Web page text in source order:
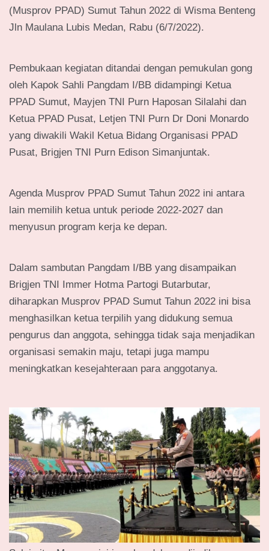
(Musprov PPAD) Sumut Tahun 2022 di Wisma Benteng
Jln Maulana Lubis Medan, Rabu (6/7/2022).
Pembukaan kegiatan ditandai dengan pemukulan gong
oleh Kapok Sahli Pangdam I/BB didampingi Ketua
PPAD Sumut, Mayjen TNI Purn Haposan Silalahi dan
Ketua PPAD Pusat, Letjen TNI Purn Dr Doni Monardo
yang diwakili Wakil Ketua Bidang Organisasi PPAD
Pusat, Brigjen TNI Purn Edison Simanjuntak.
Agenda Musprov PPAD Sumut Tahun 2022 ini antara
lain memilih ketua untuk periode 2022-2027 dan
menyusun program kerja ke depan.
Dalam sambutan Pangdam I/BB yang disampaikan
Brigjen TNI Immer Hotma Partogi Butarbutar,
diharapkan Musprov PPAD Sumut Tahun 2022 ini bisa
menghasilkan ketua terpilih yang didukung semua
pengurus dan anggota, sehingga tidak saja menjadikan
organisasi semakin maju, tetapi juga mampu
meningkatkan kesejahteraan para anggotanya.